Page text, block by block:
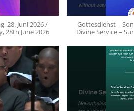
28. Juni 2026 /
28th June 2026
Gottesdienst –
Divine Service –